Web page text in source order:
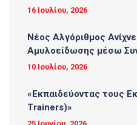
16 Ιουλίου, 2026
Νέος Αλγόριθμος
Αμυλοείδωσης μέσω
10 Ιουλίου, 2026
«Εκπαιδεύοντας τους
Trainers)»